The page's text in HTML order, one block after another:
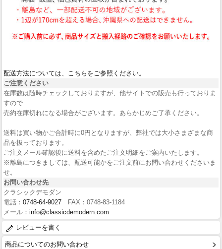
配送方法については、こちらをご参照ください。
ご注意ください
在庫数は随時チェックしておりますが、他サイトでの販売も行っておりま
すので
売約在庫切れになる場合がございます。あらかじめご了承ください。
送料は買い物かご合計時に0円となりますが、弊社では大小さまざまな商
品を扱っております。
ご注文メール確認後に送料を含めたご注文明細をご案内いたします。
※離島につきましては、配送可能かをご注文前にお問い合わせくださいま
せ。
お問い合わせ先
クラシックデモダン
電話： 0748-64-9027 FAX：0748-83-1184
メール： info@classicdemodern.com
レビューを書く
商品についてのお問い合わせ